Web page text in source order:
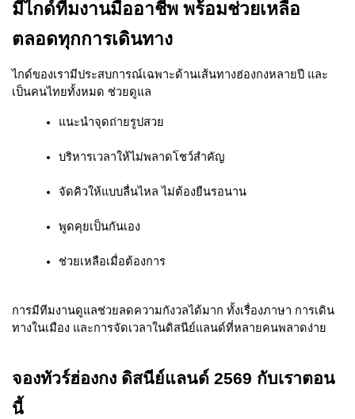
มีไกด์ทีมงานมืออาชีพ พร้อมช่วยเหลือ
ตลอดทุกการเดินทาง
ไกด์ของเรามีประสบการณ์เฉพาะด้านเส้นทางฮ่องกงหลายปี และ
เป็นคนไทยทั้งหมด ช่วยดูแล
แนะนำจุดถ่ายรูปสวย
บริหารเวลาให้ไม่พลาดโชว์สำคัญ
จัดคิวให้แบบลื่นไหล ไม่ต้องยืนรอนาน
พูดคุยเป็นกันเอง
ช่วยเหลือเมื่อต้องการ
การมีทีมงานดูแลช่วยลดความกังวลได้มาก ทั้งเรื่องภาษา การเดิน
ทางในเมือง และการจัดเวลาในดิสนีย์แลนด์ที่หลายคนพลาดง่าย
จองทัวร์ฮ่องกง ดิสนีย์แลนด์ 2569 กับเราตอน
นี้